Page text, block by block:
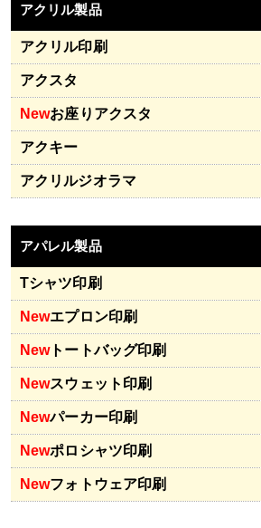
アクリル製品
アクリル印刷
アクスタ
Newお座りアクスタ
アクキー
アクリルジオラマ
アパレル製品
Tシャツ印刷
Newエプロン印刷
Newトートバッグ印刷
Newスウェット印刷
Newパーカー印刷
Newポロシャツ印刷
Newフォトウェア印刷